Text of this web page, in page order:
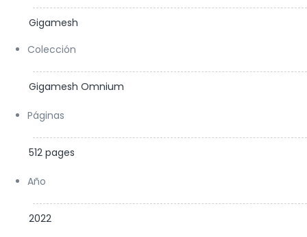
Gigamesh
Colección
Gigamesh Omnium
Páginas
512 pages
Año
2022